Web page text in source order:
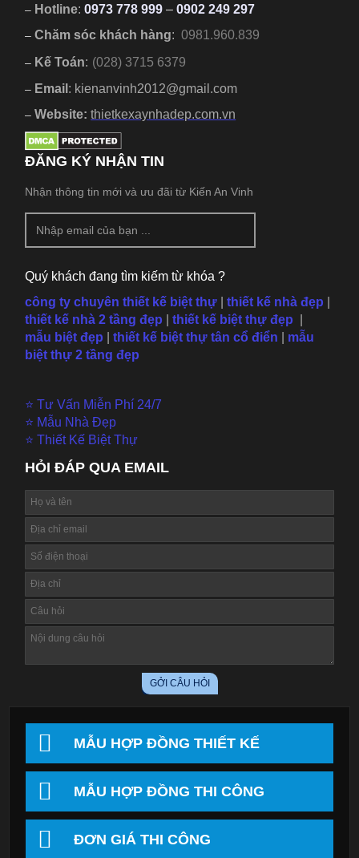
– Hotline: 0973 778 999 –0902 249 297
– Chăm sóc khách hàng: 0981.960.839
– Kế Toán: (028) 3715 6379
– Email : kienanvinh2012@gmail.com
– Website:thietkexaynhadep.com.vn
ĐĂNG KÝ NHẬN TIN
Nhận thông tin mới và ưu đãi từ Kiến An Vinh
Quý khách đang tìm kiếm từ khóa ?
công ty chuyên thiết kế biệt thự |thiết kế nhà đẹp
thiết kế nhà 2 tầng đẹp
thiết kế biệt thự đẹp
mẫu biệt đẹp thiết kế biệt thự tân cổ điển
mẫu
biệt thự 2 tầng đẹp
⭐ Tư Vấn Miễn Phí 24/7
⭐ Mẫu Nhà Đẹp
⭐ Thiết Kế Biệt Thự
HỎI ĐÁP QUA EMAIL
MẪU HỢP ĐỒNG THIẾT KẾ
MẪU HỢP ĐỒNG THI CÔNG
ĐƠN GIÁ THI CÔNG